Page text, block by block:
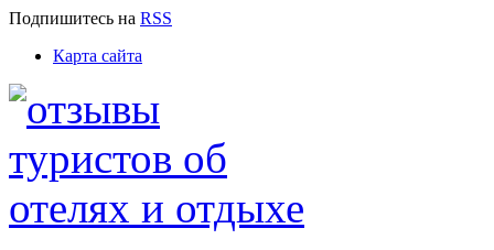
Подпишитесь на RSS
Карта сайта